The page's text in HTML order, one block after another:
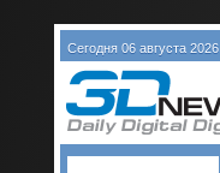
Сегодня 06 августа 2026